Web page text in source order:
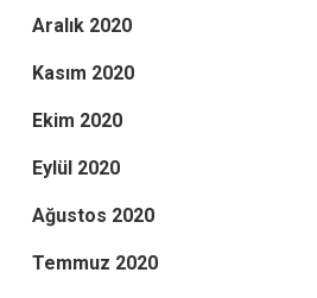
Aralık 2020
Kasım 2020
Ekim 2020
Eylül 2020
Ağustos 2020
Temmuz 2020